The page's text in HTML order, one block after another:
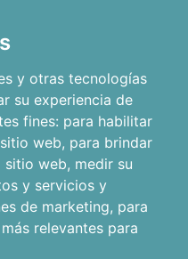
y otras tecnologías
su experiencia de
fines: para habilitar
web, para brindar
sitio web, medir su
y servicios y
de marketing, para
relevantes para